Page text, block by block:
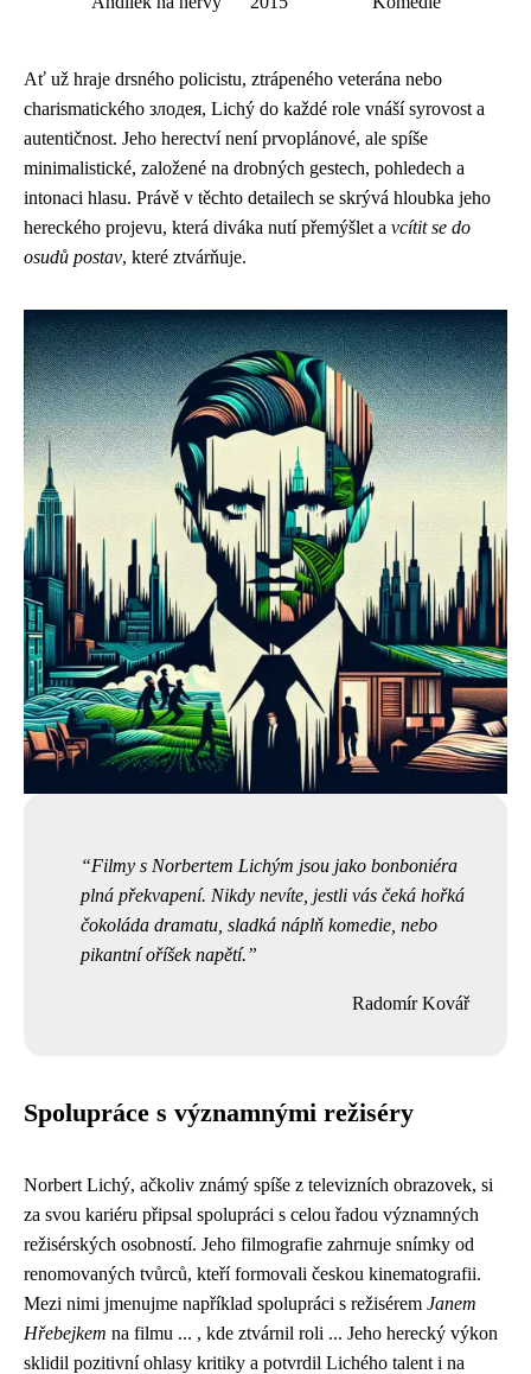
Ať už hraje drsného policistu, ztrápeného veterána nebo
charismatického злодея, Lichý do každé role vnáší syrovost a
autentičnost. Jeho herectví není prvoplánové, ale spíše
minimalistické, založené na drobných gestech, pohledech a
intonaci hlasu. Právě v těchto detailech se skrývá hloubka jeho
hereckého projevu, která diváka nutí přemýšlet a vcítit se do
osudů postav, které ztvárňuje.
Filmy s Norbertem Lichým jsou jako bonboniéra
plná překvapení. Nikdy nevíte, jestli vás čeká hořká
čokoláda dramatu, sladká náplň komedie, nebo
pikantní oříšek napětí.
Radomír Kovář
Spolupráce s významnými režiséry
Norbert Lichý, ačkoliv známý spíše z televizních obrazovek, si
za svou kariéru připsal spolupráci s celou řadou významných
režisérských osobností. Jeho filmografie zahrnuje snímky od
renomovaných tvůrců, kteří formovali českou kinematografii.
Mezi nimi jmenujme například spolupráci s režisérem Janem
Hřebejkem na filmu ... , kde ztvárnil roli ... Jeho herecký výkon
sklidil pozitivní ohlasy kritiky a potvrdil Lichého talent i na